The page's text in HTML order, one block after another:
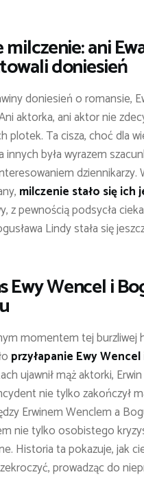
ani
doniesień
doniesień o romansie,
aktorka, ani aktor nie
plotek. Ta cisza, choć dla
innych była wyrazem
dziennikarzy.
milczenie stało się
z pewnością podsycła
Lindy stała się
Ewy Wencel i
momentem tej burzliwej
przyłapanie Ewy
ujawnił mąż aktorki,
nie tylko zakończył
Erwinem Wenclem a
nie tylko osobistego
Historia ta pokazuje, jak
prowadząc do